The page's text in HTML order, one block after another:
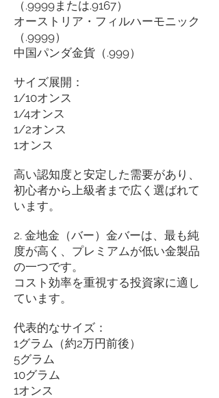
（.9999または.9167）
オーストリア・フィルハーモニック
（.9999）
中国パンダ金貨（.999）
サイズ展開：
1/10オンス
1/4オンス
1/2オンス
1オンス
高い認知度と安定した需要があり、
初心者から上級者まで広く選ばれて
います。
2. 金地金（バー）金バーは、最も純
度が高く、プレミアムが低い金製品
の一つです。
コスト効率を重視する投資家に適し
ています。
代表的なサイズ：
1グラム（約2万円前後）
5グラム
10グラム
1オンス